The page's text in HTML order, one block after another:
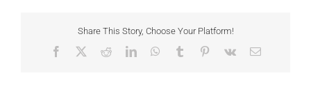
Share This Story, Choose Your Platform!
Facebook RedditLinkedInWhatsApp
Tumblr Pinterest
Vk Email